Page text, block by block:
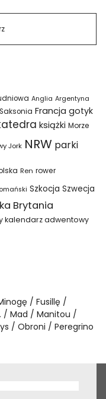
Anglia Argentyna
Francja gotyk
książki Morze
Jork NRW parki
Ren rower
Szkocja Szwecja
Brytania
kalendarz adwentowy
Fusillę
Mad
Manitou
Obroni
Peregrino